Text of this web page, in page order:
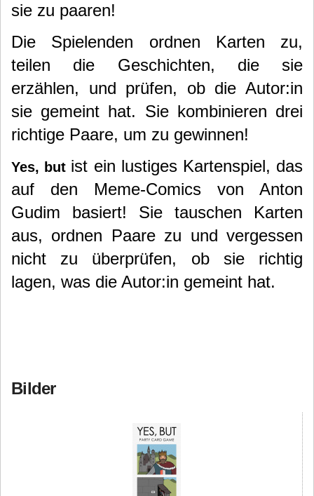
sie zu paaren!
Die Spielenden ordnen Karten zu,
teilen die Geschichten, die sie
erzählen, und prüfen, ob die Autor:in
sie gemeint hat. Sie kombinieren drei
richtige Paare, um zu gewinnen!
Yes, but ist ein lustiges Kartenspiel, das
auf den Meme-Comics von Anton
Gudim basiert! Sie tauschen Karten
aus, ordnen Paare zu und vergessen
nicht zu überprüfen, ob sie richtig
lagen, was die Autor:in gemeint hat.
Bilder